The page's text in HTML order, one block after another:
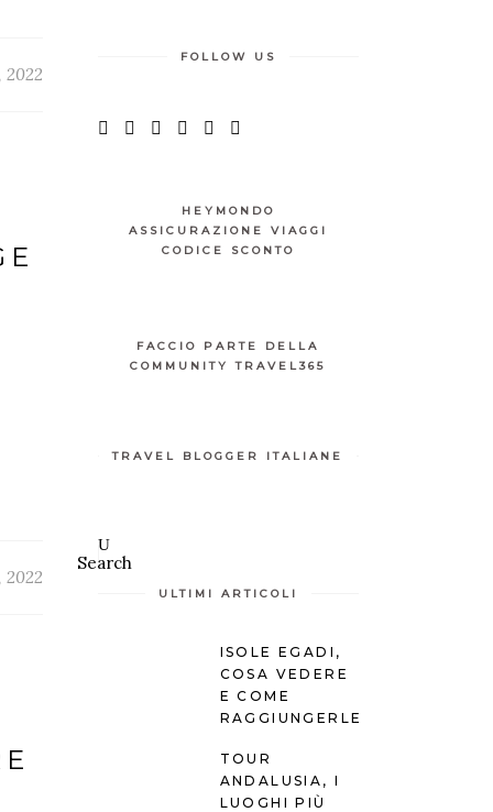
2022
2022
FOLLOW US
HEYMONDO
ASSICURAZIONE VIAGGI
CODICE SCONTO
FACCIO PARTE DELLA
COMMUNITY TRAVEL365
TRAVEL BLOGGER ITALIANE
Search
ULTIMI ARTICOLI
ISOLE EGADI,
COSA VEDERE
E COME
RAGGIUNGERLE
TOUR
ANDALUSIA, I
LUOGHI PIÙ